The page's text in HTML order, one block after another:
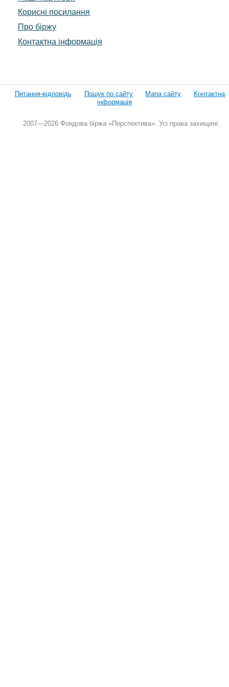
Корисні посилання
Про біржу
Контактна інформація
Питання-відповідь Пошук по сайту Мапа сайту
Контактна
інформація
2007—2026 Фондова біржа «Перспектива». Усі права захищені.